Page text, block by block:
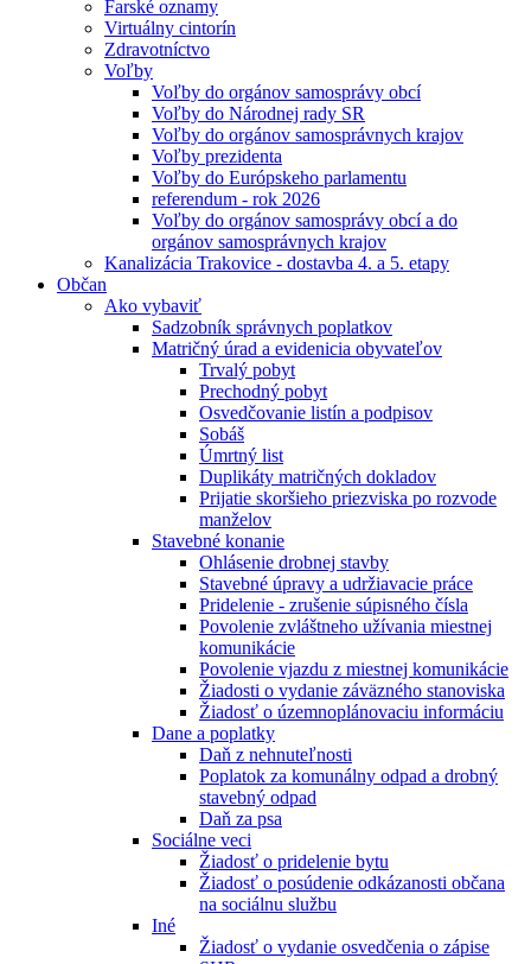
Farské oznamy
Virtuálny cintorín
Zdravotníctvo
Voľby
Voľby do orgánov samosprávy obcí
Voľby do Národnej rady SR
Voľby do orgánov samosprávnych krajov
Voľby prezidenta
Voľby do Európskeho parlamentu
referendum - rok 2026
Voľby do orgánov samosprávy obcí a do
orgánov samosprávnych krajov
Kanalizácia Trakovice - dostavba 4. a 5. etapy
Občan
Ako vybaviť
Sadzobník správnych poplatkov
Matričný úrad a evidenicia obyvateľov
Trvalý pobyt
Prechodný pobyt
Osvedčovanie listín a podpisov
Sobáš
Úmrtný list
Duplikáty matričných dokladov
Prijatie skoršieho priezviska po rozvode
manželov
Stavebné konanie
Ohlásenie drobnej stavby
Stavebné úpravy a udržiavacie práce
Pridelenie - zrušenie súpisného čísla
Povolenie zvláštneho užívania miestnej
komunikácie
Povolenie vjazdu z miestnej komunikácie
Žiadosti o vydanie záväzného stanoviska
Žiadosť o územnoplánovaciu informáciu
Dane a poplatky
Daň z nehnuteľnosti
Poplatok za komunálny odpad a drobný
stavebný odpad
Daň za psa
Sociálne veci
Žiadosť o pridelenie bytu
Žiadosť o posúdenie odkázanosti občana
na sociálnu službu
Iné
Žiadosť o vydanie osvedčenia o zápise